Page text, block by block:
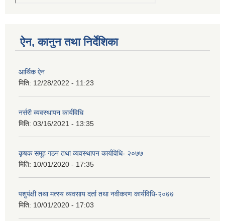
ऐन, कानुन तथा निर्देशिका
आर्थिक ऐन
मिति: 12/28/2022 - 11:23
नर्सरी व्यवस्थापन कार्यविधि
मिति: 03/16/2021 - 13:35
कृषक समूह गठन तथा व्यवस्थापन कार्यविधि- २०७७
मिति: 10/01/2020 - 17:35
पशुपंक्षी तथा मत्स्य व्यवसाय दर्ता तथा नवीकरण कार्यविधि-२०७७
मिति: 10/01/2020 - 17:03